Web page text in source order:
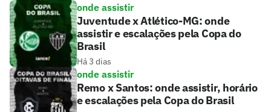
onde assistir
Juventude x Atlético-MG: onde
assistir e escalações pela Copa do
Brasil
Há 3 dias
onde assistir
Remo x Santos: onde assistir, horário
e escalações pela Copa do Brasil